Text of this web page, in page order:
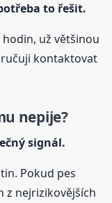
to řešit.
už většinou
kontaktovat
nepije?
signál.
Pokud pes
z nejrizikovějších